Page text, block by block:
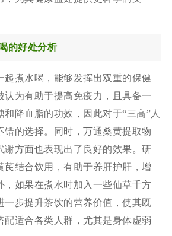
的好处分析
起煮水喝，能够发挥出双重的保健
认为有助于提高免疫力，且具备一
和降血脂的功效，因此对于“三高”人
错的选择。同时，万通桑黄提取物
谢方面也表现出了良好的效果。研
芪结合饮用，有助于养肝护肝，增
，如果在煮水时加入一些仙草千方
一步提升茶饮的营养价值，使其既
配适合各类人群，尤其是身体虚弱